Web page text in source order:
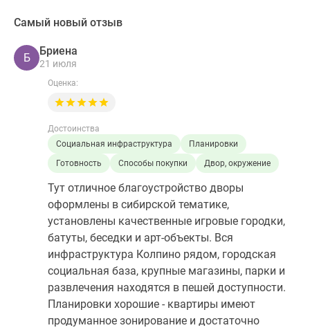
Самый новый отзыв
Б
Бриена
21 июля
Оценка:
Достоинства
Социальная инфраструктура
Планировки
Готовность
Способы покупки Двор, окружение
Тут отличное благоустройство дворы
оформлены в сибирской тематике,
установлены качественные игровые городки,
батуты, беседки и арт-объекты. Вся
инфраструктура Колпино рядом, городская
социальная база, крупные магазины, парки и
развлечения находятся в пешей доступности.
Планировки хорошие - квартиры имеют
продуманное зонирование и достаточно